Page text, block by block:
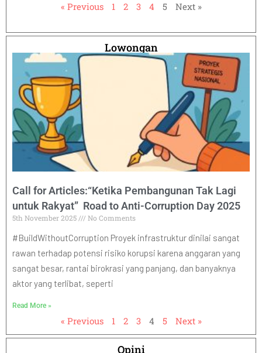
« Previous 1 2 3 4 5 Next »
Lowongan
Call for Articles:“Ketika Pembangunan Tak Lagi
untuk Rakyat” Road to Anti-Corruption Day 2025
5th November 2025 No Comments
#BuildWithoutCorruption Proyek infrastruktur dinilai sangat
rawan terhadap potensi risiko korupsi karena anggaran yang
sangat besar, rantai birokrasi yang panjang, dan banyaknya
aktor yang terlibat, seperti
Read More »
« Previous 1 2 3 4 5 Next »
Opini